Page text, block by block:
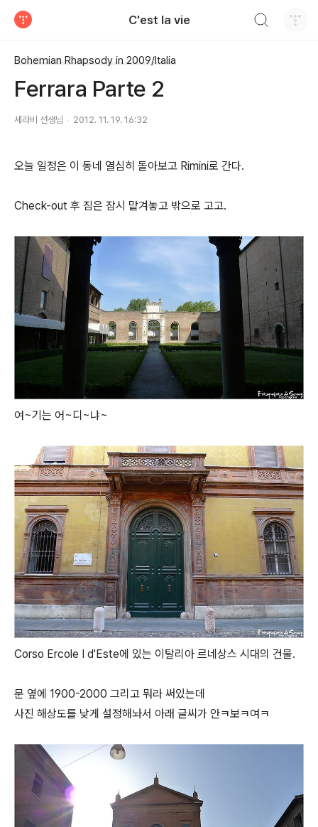
C'est la vie
Bohemian Rhapsody in 2009/Italia
Ferrara Parte 2
세라비 선생님 2012. 11. 19. 16:32
오늘 일정은 이 동네 열심히 돌아보고 Rimini로 간다.
Check-out 후 짐은 잠시 맡겨놓고 밖으로 고고.
여~기는 어~디~냐~
Corso Ercole I d'Este에 있는 이탈리아 르네상스 시대의 건물.
문 옆에 1900-2000 그리고 뭐라 써있는데
사진 해상도를 낮게 설정해놔서 아래 글씨가 안ㅋ보ㅋ여ㅋ